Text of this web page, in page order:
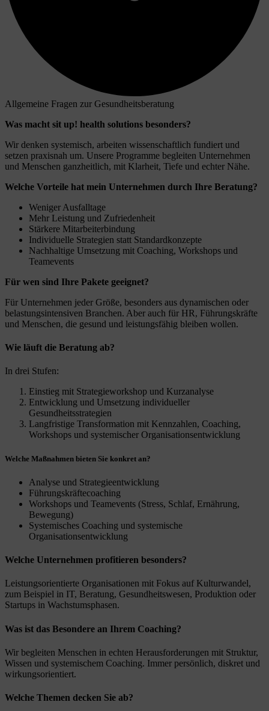
Allgemeine Fragen zur Gesundheitsberatung
Was macht sit up! health solutions besonders?
Wir denken systemisch, arbeiten wissenschaftlich fundiert und
setzen praxisnah um. Unsere Programme begleiten Unternehmen
und Menschen ganzheitlich, mit Klarheit, Tiefe und echter Nähe.
Welche Vorteile hat mein Unternehmen durch Ihre Beratung?
Weniger Ausfalltage
Mehr Leistung und Zufriedenheit
Stärkere Mitarbeiterbindung
Individuelle Strategien statt Standardkonzepte
Nachhaltige Umsetzung mit Coaching, Workshops und
Teamevents
Für wen sind Ihre Pakete geeignet?
Für Unternehmen jeder Größe, besonders aus dynamischen oder
belastungsintensiven Branchen. Aber auch für HR, Führungskräfte
und Menschen, die gesund und leistungsfähig bleiben wollen.
Wie läuft die Beratung ab?
In drei Stufen:
Einstieg mit Strategieworkshop und Kurzanalyse
Entwicklung und Umsetzung individueller
Gesundheitsstrategien
Langfristige Transformation mit Kennzahlen, Coaching,
Workshops und systemischer Organisationsentwicklung
Welche Maßnahmen bieten Sie konkret an?
Analyse und Strategieentwicklung
Führungskräftecoaching
Workshops und Teamevents (Stress, Schlaf, Ernährung,
Bewegung)
Systemisches Coaching und systemische
Organisationsentwicklung
Welche Unternehmen profitieren besonders?
Leistungsorientierte Organisationen mit Fokus auf Kulturwandel,
zum Beispiel in IT, Beratung, Gesundheitswesen, Produktion oder
Startups in Wachstumsphasen.
Was ist das Besondere an Ihrem Coaching?
Wir begleiten Menschen in echten Herausforderungen mit Struktur,
Wissen und systemischem Coaching. Immer persönlich, diskret und
wirkungsorientiert.
Welche Themen decken Sie ab?